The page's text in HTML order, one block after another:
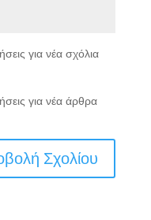
για νέα σχόλια
για νέα άρθρα